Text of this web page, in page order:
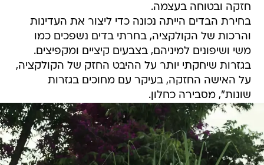
חזקה ובטוחה בעצמה.
בחירת הבדים הייתה נכונה כדי ליצור את העדינות
והרכות של הקולקציה, בחרתי בדים נשפכים כמו
משי ושיפונים למיניהם, בצבעים קיציים ומקפיצים.
בגזרות שיחקתי יותר על ההיבט החזק של הקולקציה,
על האישה החזקה, בעיקר עם מחוכים בגזרות
שונות", מסבירה כחלון.